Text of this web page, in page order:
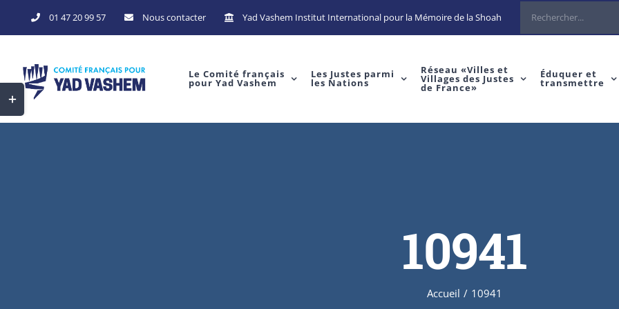
to
01 47 20 99 57 Nous contacter Yad Vashem Institut International pour la Mémoire de la Shoah Rechercher
Le Comité français
pour Yad Vashem
Les Justes parmi
les Nations
Réseau «Villes et
Villages des Justes
de France»
Éduquer et
transmettre
10941
Accueil / 10941
Toggle
Sliding